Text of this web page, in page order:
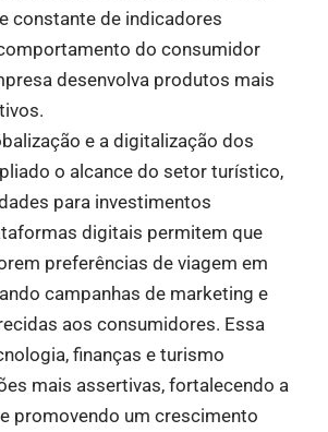
constante de indicadores
do consumidor
desenvolva produtos mais
e a digitalização dos
o alcance do setor turístico,
para investimentos
digitais permitem que
preferências de viagem em
campanhas de marketing e
aos consumidores. Essa
finanças e turismo
mais assertivas, fortalecendo a
promovendo um crescimento